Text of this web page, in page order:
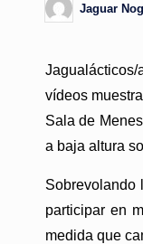
Publicado
por
Jaguar
vídeos
Sala de
a baja altura
Sobrevolando
participar en
medida que